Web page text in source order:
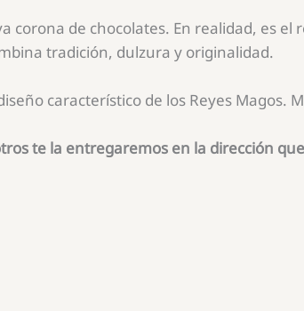
corona de chocolates. En realidad, es
tradición, dulzura y originalidad.
característico de los Reyes Magos.
te la entregaremos en la dirección